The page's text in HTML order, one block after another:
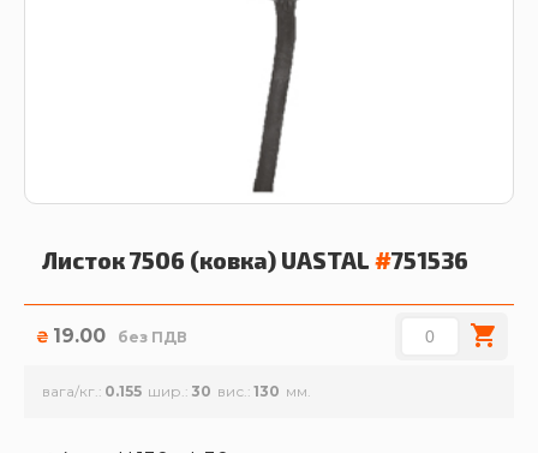
Листок 7506 (ковка) UASTAL #751536
₴ 19.00 без ПДВ
вага/кг. 0.155 шир. 30 вис. 130